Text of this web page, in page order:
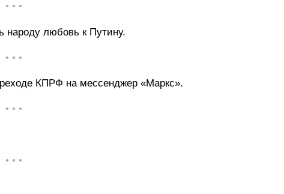
• • •
народу любовь к Путину.
• • •
КПРФ на мессенджер «Маркс».
• • •
• • •